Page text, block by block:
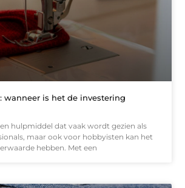
wanneer is het de investering
hulpmiddel dat vaak wordt gezien als
maar ook voor hobbyisten kan het
hebben. Met een